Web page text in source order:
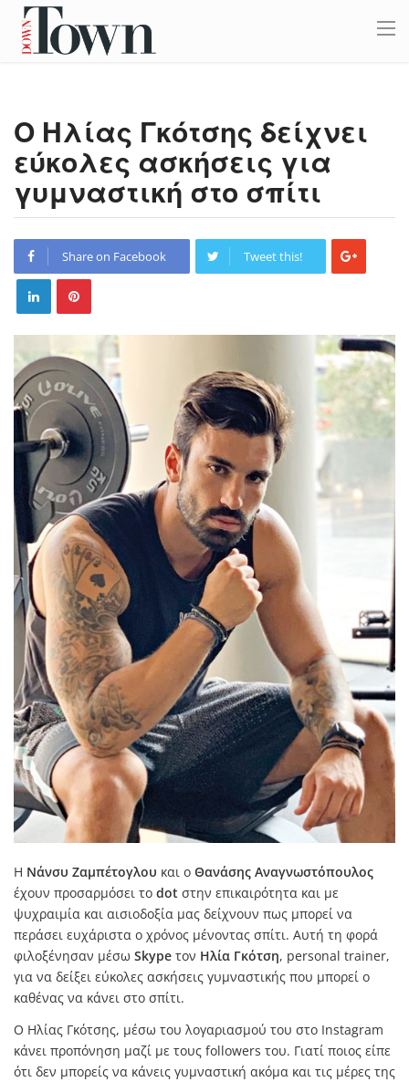
Ο Ηλίας Γκότσης δείχνει
εύκολες ασκήσεις για
γυμναστική στο σπίτι
Share on Facebook Tweet this!
Η Νάνσυ Ζαμπέτογλου και ο Θανάσης Αναγνωστόπουλος
έχουν προσαρμόσει το dot στην επικαιρότητα και με
ψυχραιμία και αισιοδοξία μας δείχνουν πως μπορεί να
περάσει ευχάριστα ο χρόνος μένοντας σπίτι. Αυτή τη φορά
φιλοξένησαν μέσω Skype τον Ηλία Γκότση, personal trainer,
για να δείξει εύκολες ασκήσεις γυμναστικής που μπορεί ο
καθένας να κάνει στο σπίτι.
Ο Ηλίας Γκότσης, μέσω του λογαριασμού του στο Instagram
κάνει προπόνηση μαζί με τους followers του. Γιατί ποιος είπε
ότι δεν μπορείς να κάνεις γυμναστική ακόμα και τις μέρες της